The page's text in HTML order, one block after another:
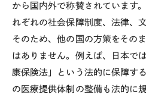
から国内外で称賛されています。
れぞれの社会保障制度、法律、
そのため、他の国の方策をその
はありません。例えば、日本で
康保険法」という法的に保障す
の医療提供体制の整備も法的に